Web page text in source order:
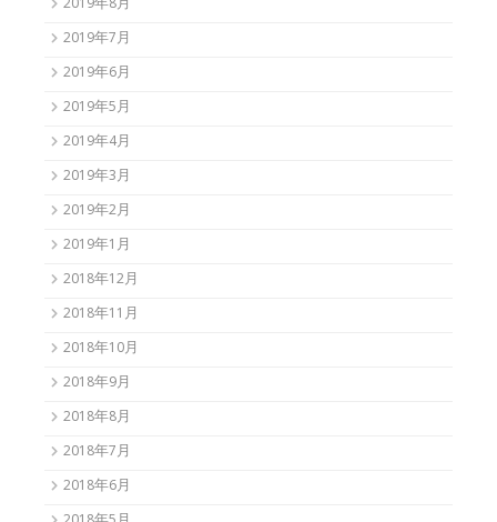
2019年8月
2019年7月
2019年6月
2019年5月
2019年4月
2019年3月
2019年2月
2019年1月
2018年12月
2018年11月
2018年10月
2018年9月
2018年8月
2018年7月
2018年6月